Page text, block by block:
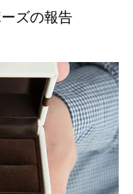
ズの報告